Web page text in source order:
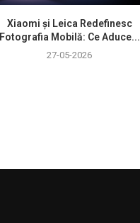
Xiaomi și Leica Redefinesc
Fotografia Mobilă: Ce Aduce...
27-05-2026